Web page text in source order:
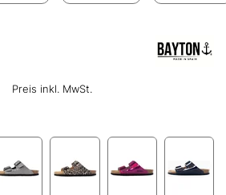
Preis inkl. MwSt.